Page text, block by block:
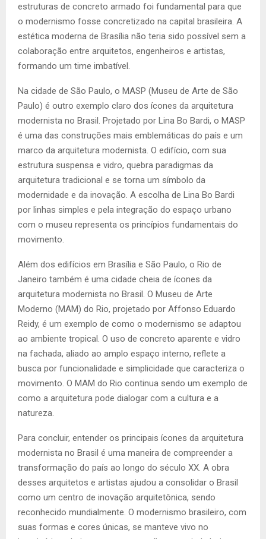
estruturas de concreto armado foi fundamental para que
o modernismo fosse concretizado na capital brasileira. A
estética moderna de Brasília não teria sido possível sem a
colaboração entre arquitetos, engenheiros e artistas,
formando um time imbatível.
Na cidade de São Paulo, o MASP (Museu de Arte de São
Paulo) é outro exemplo claro dos ícones da arquitetura
modernista no Brasil. Projetado por Lina Bo Bardi, o MASP
é uma das construções mais emblemáticas do país e um
marco da arquitetura modernista. O edifício, com sua
estrutura suspensa e vidro, quebra paradigmas da
arquitetura tradicional e se torna um símbolo da
modernidade e da inovação. A escolha de Lina Bo Bardi
por linhas simples e pela integração do espaço urbano
com o museu representa os princípios fundamentais do
movimento.
Além dos edifícios em Brasília e São Paulo, o Rio de
Janeiro também é uma cidade cheia de ícones da
arquitetura modernista no Brasil. O Museu de Arte
Moderno (MAM) do Rio, projetado por Affonso Eduardo
Reidy, é um exemplo de como o modernismo se adaptou
ao ambiente tropical. O uso de concreto aparente e vidro
na fachada, aliado ao amplo espaço interno, reflete a
busca por funcionalidade e simplicidade que caracteriza o
movimento. O MAM do Rio continua sendo um exemplo de
como a arquitetura pode dialogar com a cultura e a
natureza.
Para concluir, entender os principais ícones da arquitetura
modernista no Brasil é uma maneira de compreender a
transformação do país ao longo do século XX. A obra
desses arquitetos e artistas ajudou a consolidar o Brasil
como um centro de inovação arquitetônica, sendo
reconhecido mundialmente. O modernismo brasileiro, com
suas formas e cores únicas, se manteve vivo no